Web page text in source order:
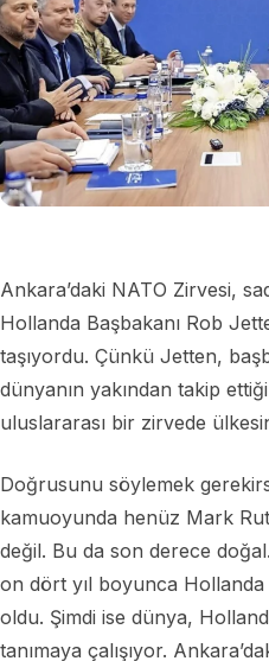
Ankara’daki NATO Zirvesi,
Hollanda Başbakanı Rob
taşıyordu. Çünkü Jetten,
dünyanın yakından takip
uluslararası bir zirvede
Doğrusunu söylemek
kamuoyunda henüz Mark
değil. Bu da son derece
on dört yıl boyunca
oldu. Şimdi ise dünya,
tanımaya çalışıyor.